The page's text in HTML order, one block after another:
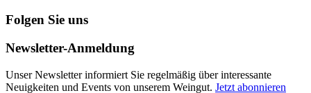
Folgen Sie uns
Newsletter-Anmeldung
Unser Newsletter informiert Sie regelmäßig über interessante
Neuigkeiten und Events von unserem Weingut. Jetzt abonnieren